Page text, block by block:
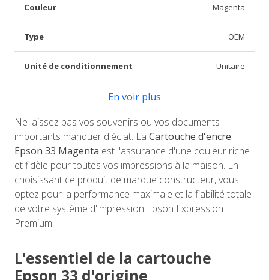
Couleur Magenta
Type OEM
Unité de conditionnement Unitaire
En voir plus
Ne laissez pas vos souvenirs ou vos documents
importants manquer d'éclat. La Cartouche d'encre
Epson 33 Magenta est l'assurance d'une couleur riche
et fidèle pour toutes vos impressions à la maison. En
choisissant ce produit de marque constructeur, vous
optez pour la performance maximale et la fiabilité totale
de votre système d'impression Epson Expression
Premium.
L'essentiel de la cartouche
Epson 33 d'origine